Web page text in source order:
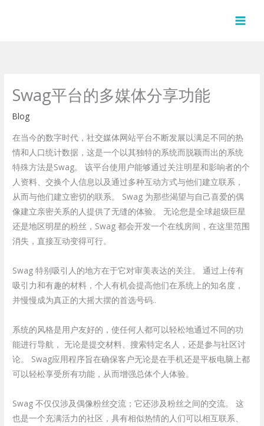
Swag平台的多媒体分享功能
Blog
在当今的数字时代，社交媒体网站平台不断发展以满足不同的热
情和人口统计数据，这是一个以其独特的系统而脱颖而出的系统
特殊方法是Swag。 该平台使用户能够通过关注明星和影响者的个
人资料、交换个人信息以及通过多种互动方式与他们建立联系，
从而与他们建立密切的联系。 Swag 为那些渴望与自己喜爱的偶
像建立亲密关系的人提供了无缝的体验。 无论您是全球超级巨星
还是地区明星的粉丝，Swag 都会开发一个在线房间，在这里范围
消失，直接互动变得可行。
Swag 特别吸引人的地方在于它对审美表达的关注。 通过上传有
吸引力和有趣的材料，个人有机会提高他们在系统上的知名度，
并慢慢成为真正的大摇大摆的首选号码..
系统的风格是用户友好的，使任何人都可以轻松地通过不同的功
能进行导航， 无论是提交材料、搜索特定名人，还是参与社区讨
论。 Swag应用程序旨在确保客户无论是在手机还是平板电脑上都
可以轻松享受所有功能，从而增强总体个人体验。
Swag 不仅仅涉及偶像粉丝交流；它还涉及粉丝之间的交流。 这
也是一个充满活力的社区，具有相似热情的人们可以相互联系、